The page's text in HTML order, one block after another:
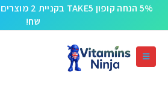
שח!